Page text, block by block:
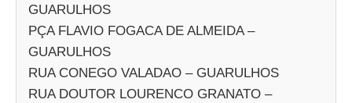
GUARULHOS
PÇA FLAVIO FOGACA DE ALMEIDA –
GUARULHOS
RUA CONEGO VALADAO – GUARULHOS
RUA DOUTOR LOURENCO GRANATO –